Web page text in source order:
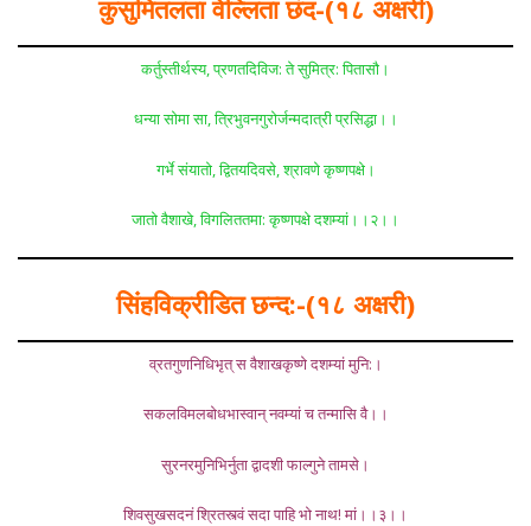
कुसुमितलता वेल्लिता छंद-(१८ अक्षरी)
कर्तुस्तीर्थस्य, प्रणतदिविज: ते सुमित्र: पितासौ।
धन्या सोमा सा, त्रिभुवनगुरोर्जन्मदात्री प्रसिद्धा।।
गर्भे संयातो, द्वितयदिवसे, श्रावणे कृष्णपक्षे।
जातो वैशाखे, विगलिततमा: कृष्णपक्षे दशम्यां।।२।।
सिंहविक्रीडित छन्द:-(१८ अक्षरी)
व्रतगुणनिधिभृत् स वैशाखकृष्णे दशम्यां मुनि:।
सकलविमलबोधभास्वान् नवम्यां च तन्मासि वै।।
सुरनरमुनिभिर्नुता द्वादशी फाल्गुने तामसे।
शिवसुखसदनं श्रितस्त्वं सदा पाहि भो नाथ! मां।।३।।